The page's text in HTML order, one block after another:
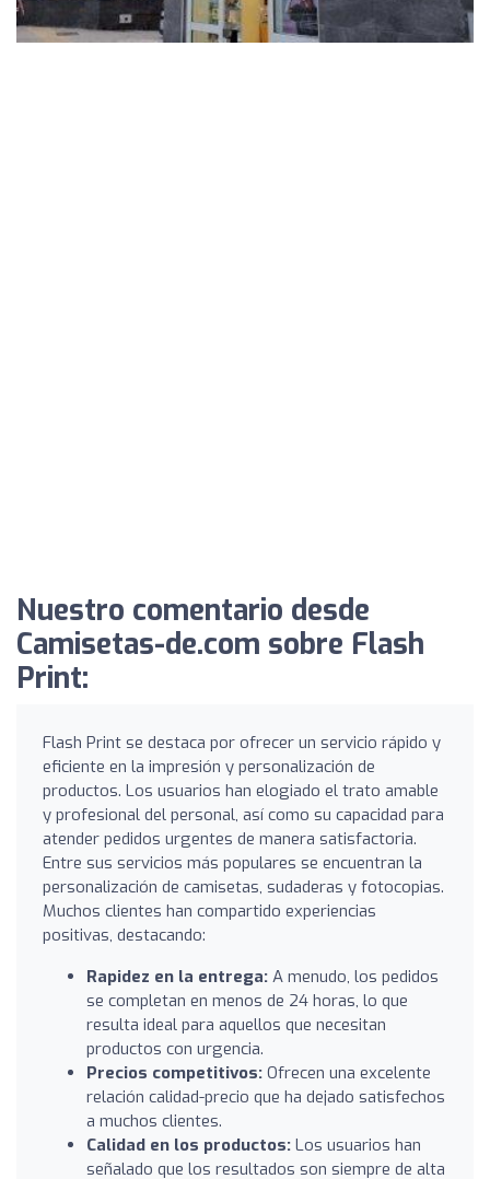
Nuestro comentario desde
Camisetas-de.com sobre Flash
Print:
Flash Print se destaca por ofrecer un servicio rápido y
eficiente en la impresión y personalización de
productos. Los usuarios han elogiado el trato amable
y profesional del personal, así como su capacidad para
atender pedidos urgentes de manera satisfactoria.
Entre sus servicios más populares se encuentran la
personalización de camisetas, sudaderas y fotocopias.
Muchos clientes han compartido experiencias
positivas, destacando:
Rapidez en la entrega: A menudo, los pedidos
se completan en menos de 24 horas, lo que
resulta ideal para aquellos que necesitan
productos con urgencia.
Precios competitivos: Ofrecen una excelente
relación calidad-precio que ha dejado satisfechos
a muchos clientes.
Calidad en los productos: Los usuarios han
señalado que los resultados son siempre de alta